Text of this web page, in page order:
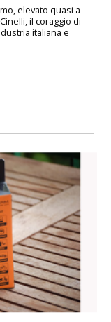
elevato quasi a
il coraggio di
italiana e